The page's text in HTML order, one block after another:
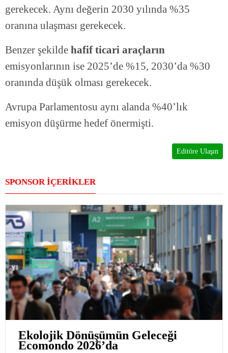
gerekecek. Aynı değerin 2030 yılında %35
oranına ulaşması gerekecek.
Benzer şekilde hafif ticari araçların
emisyonlarının ise 2025’de %15, 2030’da %30
oranında düşük olması gerekecek.
Avrupa Parlamentosu aynı alanda %40’lık
emisyon düşürme hedef önermişti.
Editöre Ulaşın
SPONSOR İÇERİKLER
Ekolojik Dönüşümün Geleceği
Ecomondo 2026’da